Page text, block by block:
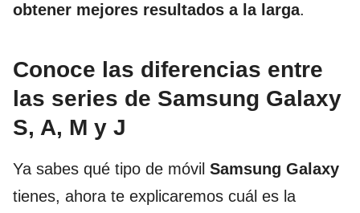
obtener mejores resultados a la larga.
Conoce las diferencias entre
las series de Samsung Galaxy
S, A, M y J
Ya sabes qué tipo de móvil Samsung Galaxy
tienes, ahora te explicaremos cuál es la